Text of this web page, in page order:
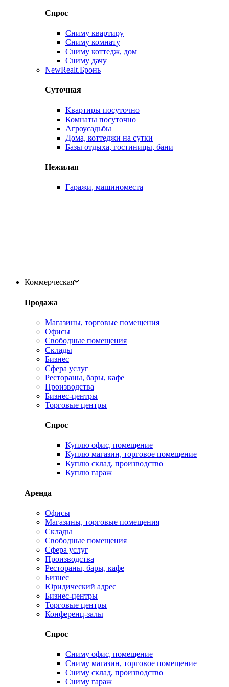
Спрос
Сниму квартиру
Сниму комнату
Сниму коттедж, дом
Сниму дачу
NewRealt.Бронь
Суточная
Квартиры посуточно
Комнаты посуточно
Агроусадьбы
Дома, коттеджи на сутки
Базы отдыха, гостиницы, бани
Нежилая
Гаражи, машиноместа
Коммерческая
Продажа
Магазины, торговые помещения
Офисы
Свободные помещения
Склады
Бизнес
Сфера услуг
Рестораны, бары, кафе
Производства
Бизнес-центры
Торговые центры
Спрос
Куплю офис, помещение
Куплю магазин, торговое помещение
Куплю склад, производство
Куплю гараж
Аренда
Офисы
Магазины, торговые помещения
Склады
Свободные помещения
Сфера услуг
Производства
Рестораны, бары, кафе
Бизнес
Юридический адрес
Бизнес-центры
Торговые центры
Конференц-залы
Спрос
Сниму офис, помещение
Сниму магазин, торговое помещение
Сниму склад, производство
Сниму гараж